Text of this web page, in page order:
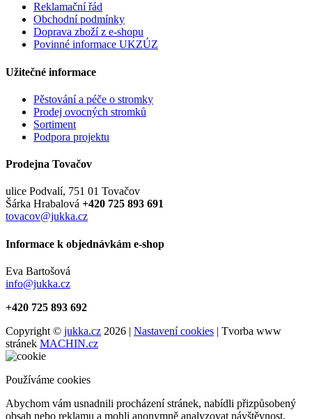
Reklamační řád
Obchodní podmínky
Doprava zboží z e-shopu
Povinné informace UKZÚZ
Užitečné informace
Pěstování a péče o stromky
Prodej ovocných stromků
Sortiment
Podpora projektu
Prodejna Tovačov
ulice Podvalí, 751 01 Tovačov
Šárka Hrabalová +420 725 893 691
tovacov@jukka.cz
Informace k objednávkám e-shop
Eva Bartošová
info@jukka.cz
+420 725 893 692
Copyright © jukka.cz 2026 | Nastavení cookies | Tvorba www
stránek MACHIN.cz
Používáme cookies
Abychom vám usnadnili procházení stránek, nabídli přizpůsobený
obsah nebo reklamu a mohli anonymně analyzovat návštěvnost,